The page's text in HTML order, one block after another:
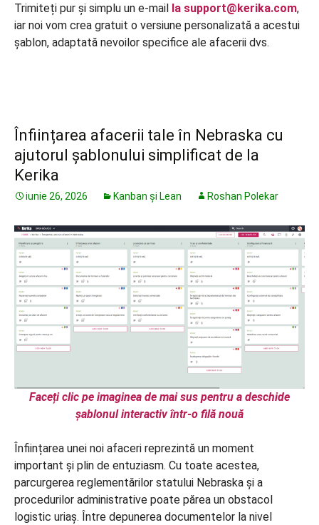
Trimiteți pur și simplu un e-mail la support@kerika.com,
iar noi vom crea gratuit o versiune personalizată a acestui
șablon, adaptată nevoilor specifice ale afacerii dvs.
Înființarea afacerii tale în Nebraska cu
ajutorul șablonului simplificat de la
Kerika
iunie 26, 2026 Kanban și Lean Roshan Polekar
Faceți clic pe imaginea de mai sus pentru a deschide
șablonul interactiv într-o filă nouă
Înființarea unei noi afaceri reprezintă un moment
important și plin de entuziasm. Cu toate acestea,
parcurgerea reglementărilor statului Nebraska și a
procedurilor administrative poate părea un obstacol
logistic uriaș. Între depunerea documentelor la nivel